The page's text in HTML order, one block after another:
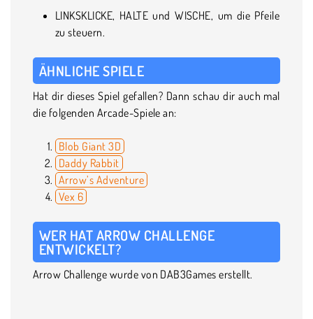
LINKSKLICKE, HALTE und WISCHE, um die Pfeile
zu steuern.
ÄHNLICHE SPIELE
Hat dir dieses Spiel gefallen? Dann schau dir auch mal
die folgenden Arcade-Spiele an:
Blob Giant 3D
Daddy Rabbit
Arrow’s Adventure
Vex 6
WER HAT ARROW CHALLENGE
ENTWICKELT?
Arrow Challenge wurde von DAB3Games erstellt.